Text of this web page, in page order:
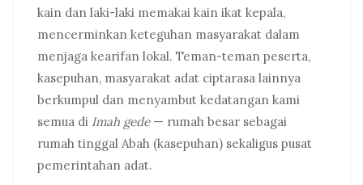
kain dan laki-laki memakai kain ikat kepala,
mencerminkan keteguhan masyarakat dalam
menjaga kearifan lokal. Teman-teman peserta,
kasepuhan, masyarakat adat ciptarasa lainnya
berkumpul dan menyambut kedatangan kami
semua di Imah gede — rumah besar sebagai
rumah tinggal Abah (kasepuhan) sekaligus pusat
pemerintahan adat.